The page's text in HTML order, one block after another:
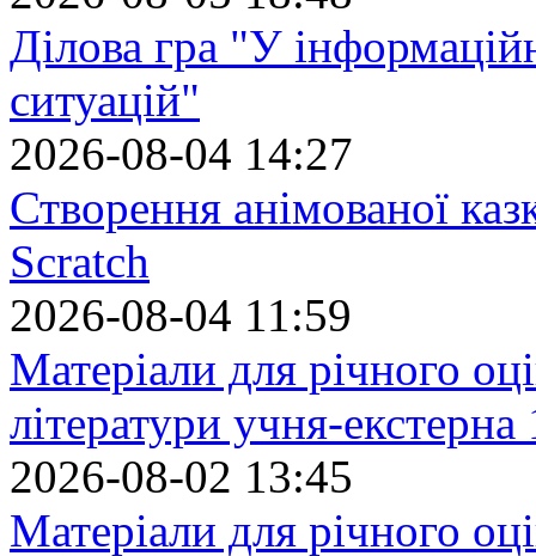
Ділова гра "У
ситуацій"
2026-08-04 14:27
Створення анімованої
Scratch
2026-08-04 11:59
Матеріали для річного
літератури учня-екстерна
2026-08-02 13:45
Матеріали для річного